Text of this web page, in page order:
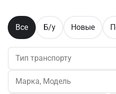
Все Б/у Новые
Тип транспорту
Марка, Модель